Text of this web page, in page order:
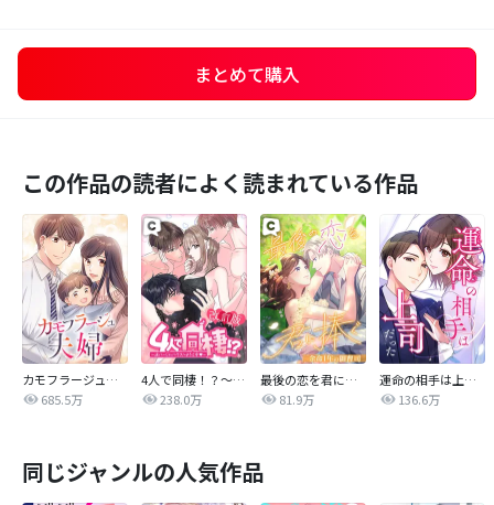
まとめて購入
この作品の読者によく読まれている作品
カモフラージュ夫婦
685.5万
4人で同棲！？～逆ハーレムハウスへようこそ♥～【改訂版】
238.0万
最後の恋を君に捧ぐ～余命1年の御曹司～
81.9万
運命の相手は上司だった
136.6万
同じジャンルの人気作品